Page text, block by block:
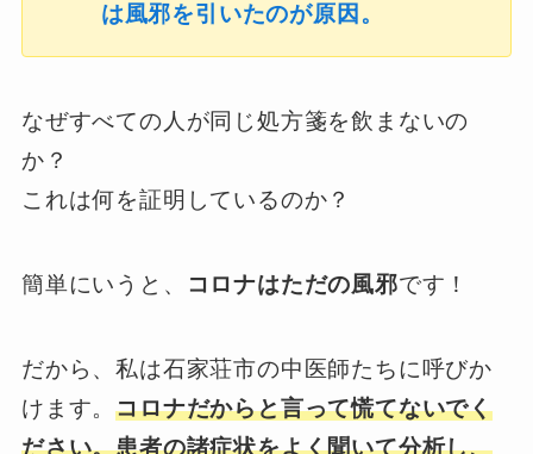
は風邪を引いたのが原因。
なぜすべての人が同じ処方箋を飲まないの
か？
これは何を証明しているのか？
簡単にいうと、 コロナはただの風邪です！
だから、私は石家荘市の中医師たちに呼びか
けます。コロナだからと言って慌てないでく
ださい。患者の諸症状をよく聞いて分析し、